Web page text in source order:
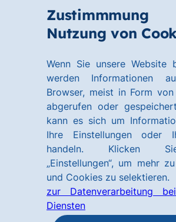
Nutzung von
Wenn Sie unsere Website
werden Informationen
Browser, meist in Form
abgerufen oder
kann es sich um
Ihre Einstellungen oder
handeln. Klicken
„Einstellungen“, um mehr
und Cookies zu selektieren.
zur Datenverarbeitung
Diensten
Hauptinhalt